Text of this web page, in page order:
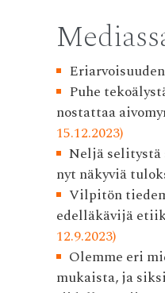
Puhe
nostattaa
15.12.2023)
Neljä
nyt näkyviä
Vilpitön
edelläkävijä
12.9.2023)
Olemme eri
mukaista, ja